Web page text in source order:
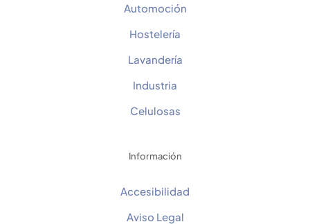
Automoción
Hostelería
Lavandería
Industria
Celulosas
Información
Accesibilidad
Aviso Legal